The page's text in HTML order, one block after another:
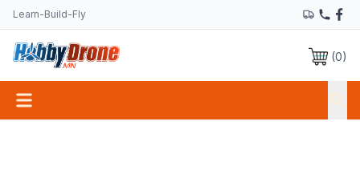
Learn-Build-Fly
(0)